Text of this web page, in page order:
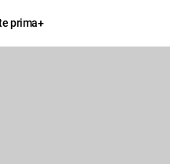
prima+